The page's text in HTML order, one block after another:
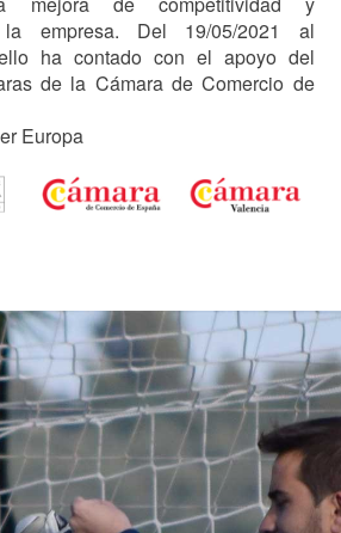
empresa. Del 19/05/2021 al
ha contado con el apoyo del
de la Cámara de Comercio de
Europa